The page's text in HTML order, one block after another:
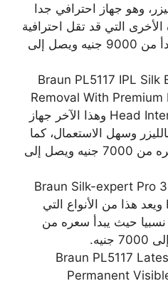
وهو جهاز احترافي جدا
التي قد تقل احترافية
عنها وأما سعره فيبدأ من 9000 جنيه ويصل إلى
Braun PL5117 IPL Silk
Removal With Premium
Head Intense Pulsed Light وهذا الآخر جهاز
وسهل الاستعمال، كما
أنه منزلي ويبدأ سعره من 7000 جنيه ويصل إلى
Braun Silk-expert Pro
Removal System ويعد هذا من الأنواع التي
حيث يبدأ سعره من
Braun PL5117
Permanent